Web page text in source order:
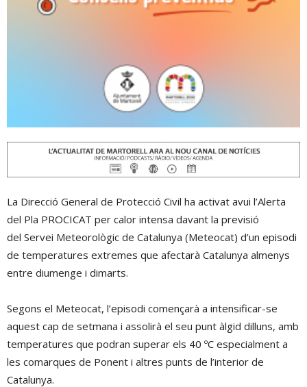
La Direcció General de Protecció Civil ha activat avui l’Alerta
del Pla PROCICAT per calor intensa davant la previsió
del Servei Meteorològic de Catalunya (Meteocat) d’un episodi
de temperatures extremes que afectarà Catalunya almenys
entre diumenge i dimarts.
Segons el Meteocat, l’episodi començarà a intensificar-se
aquest cap de setmana i assolirà el seu punt àlgid dilluns, amb
temperatures que podran superar els 40 ºC especialment a
les comarques de Ponent i altres punts de l’interior de
Catalunya.